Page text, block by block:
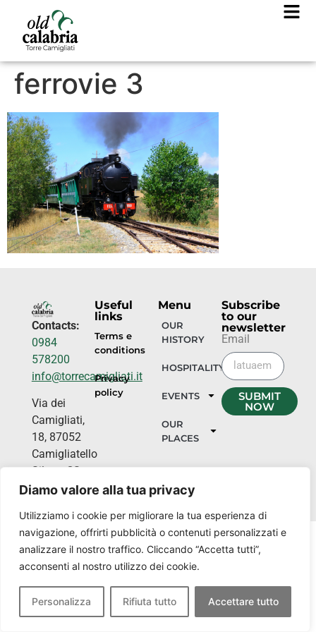
Diamo valore alla tua privacy
Utilizziamo i cookie per migliorare la tua esperienza di
navigazione, offrirti pubblicità o contenuti personalizzati e
analizzare il nostro traffico. Cliccando “Accetta tutti”,
acconsenti al nostro utilizzo dei cookie.
Personalizza Rifiuta tutto Accettare tutto
ferrovie 3
Contacts:
0984
578200
info@torrecamigliati.it
Via dei
Camigliati,
18, 87052
Camigliatello
Silano CS
Useful
links
Terms e
conditions
Privacy
policy
Menu
OUR
HISTORY
HOSPITALITY
EVENTS
OUR
PLACES
Subscribe
to our
newsletter
Email
SUBMIT
NOW